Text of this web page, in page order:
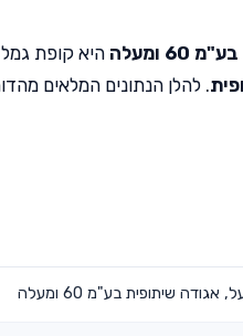
ומעלה
היא קופת
. להלן הנתונים המלאים
שיתופית בע"מ 60 ומעלה